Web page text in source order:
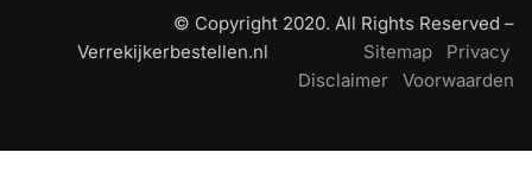
© Copyright 2020. All Rights Reserved –
Verrekijkerbestellen.nl Sitemap
Privacy
Disclaimer
Voorwaarden